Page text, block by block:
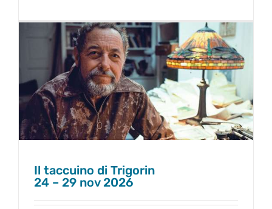
Il taccuino di Trigorin
24 – 29 nov 2026
Il taccuino di Trigorin
24 – 29 nov 2026